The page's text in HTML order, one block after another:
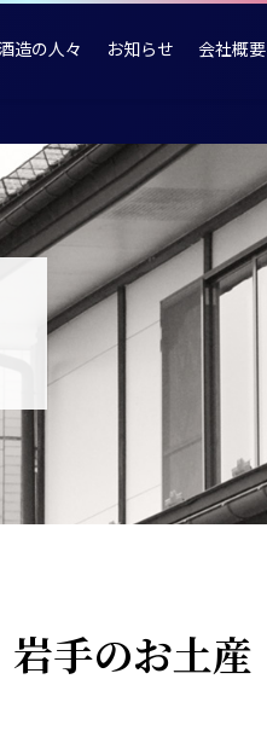
造の人々 お知らせ 会社概要
岩手のお土産